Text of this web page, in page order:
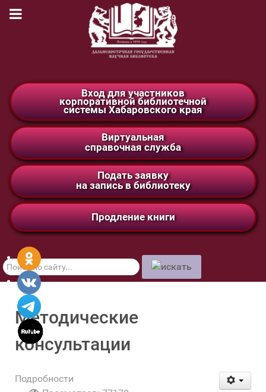
Вход для участников
корпоративной библиотечной
системы Хабаровского края
Виртуальная
справочная служба
Подать заявку
на запись в библиотеку
Продление книги
Поиск
по
сайту
Методические
консультации
Подробности